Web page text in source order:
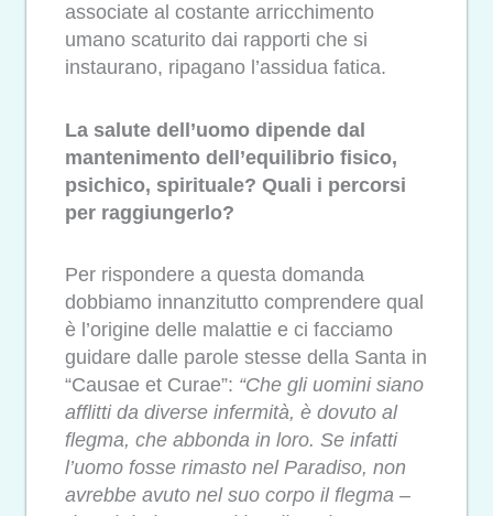
associate al costante arricchimento
umano scaturito dai rapporti che si
instaurano, ripagano l’assidua fatica.
La salute dell’uomo dipende dal
mantenimento dell’equilibrio fisico,
psichico, spirituale? Quali i percorsi
per raggiungerlo?
Per rispondere a questa domanda
dobbiamo innanzitutto comprendere qual
è l’origine delle malattie e ci facciamo
guidare dalle parole stesse della Santa in
“Causae et Curae”: “Che gli uomini siano
afflitti da diverse infermità, è dovuto al
flegma, che abbonda in loro. Se infatti
l’uomo fosse rimasto nel Paradiso, non
avrebbe avuto nel suo corpo il flegma –